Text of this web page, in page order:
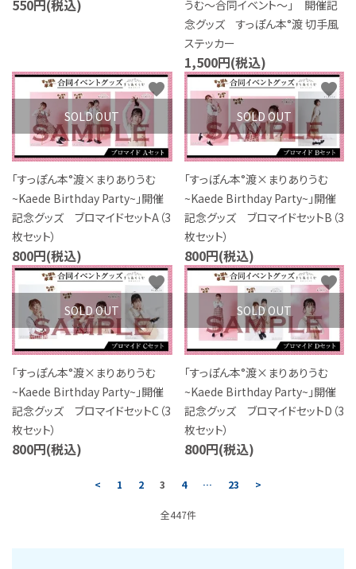
550円(税込)
うむ～合同イベント～」 開催記
念グッズ すっぽん本°渡 切手風
ステッカー
1,500円(税込)
SOLD OUT
「すっぽん本°渡×まりありうむ
~Kaede Birthday Party~」開催
記念グッズ ブロマイドセットA（3
枚セット）
800円(税込)
favorite
SOLD OUT
「すっぽん本°渡×まりありうむ
~Kaede Birthday Party~」開催
記念グッズ ブロマイドセットB（3
枚セット）
800円(税込)
favorite
SOLD OUT
「すっぽん本°渡×まりありうむ
~Kaede Birthday Party~」開催
記念グッズ ブロマイドセットC（3
枚セット）
800円(税込)
favorite
SOLD OUT
「すっぽん本°渡×まりありうむ
~Kaede Birthday Party~」開催
記念グッズ ブロマイドセットD（3
枚セット）
800円(税込)
favorite
< 1 2 3 4 … 23 >
全447件